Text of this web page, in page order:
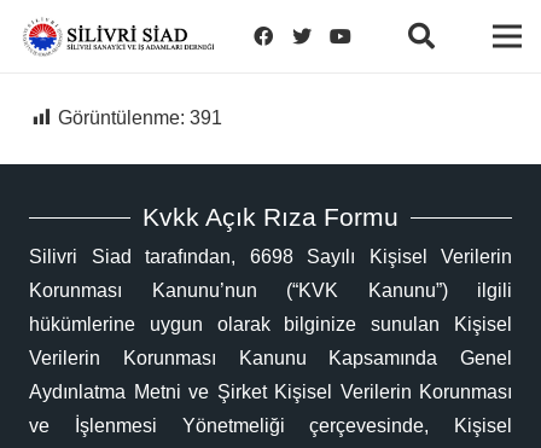
Görüntülenme: 391
Kvkk Açık Rıza Formu
Silivri Siad tarafından, 6698 Sayılı Kişisel Verilerin
Korunması Kanunu’nun (“KVK Kanunu”) ilgili
hükümlerine uygun olarak bilginize sunulan Kişisel
Verilerin Korunması Kanunu Kapsamında Genel
Aydınlatma Metni ve Şirket Kişisel Verilerin Korunması
ve İşlenmesi Yönetmeliği çerçevesinde, Kişisel